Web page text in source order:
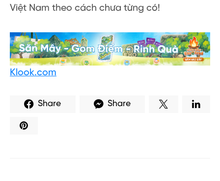
Việt Nam theo cách chưa từng có!
Klook.com
Share Share